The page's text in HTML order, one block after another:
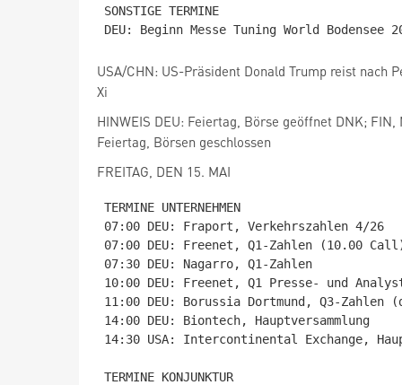
SONSTIGE TERMINE
USA/CHN: US-Präsident Donald Trump reist nach
Xi
HINWEIS DEU: Feiertag, Börse geöffnet DNK; FIN,
Feiertag, Börsen geschlossen
FREITAG, DEN 15. MAI
TERMINE UNTERNEHMEN
07:00 DEU: Fraport, Verkehrszahlen 4/26
07:00 DEU: Freenet, Q1-Zahlen (10.00
07:30 DEU: Nagarro, Q1-Zahlen
10:00 DEU: Freenet, Q1 Presse- und
11:00 DEU: Borussia Dortmund, Q3-
14:00 DEU: Biontech, Hauptversammlung
14:30 USA: Intercontinental Exchange,
TERMINE KONJUNKTUR